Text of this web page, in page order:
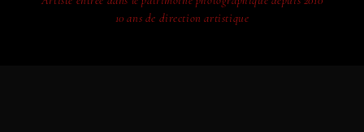
10 ans de direction artistique